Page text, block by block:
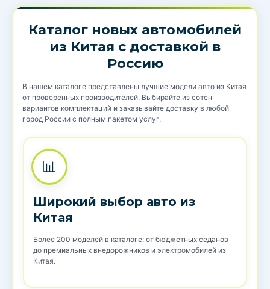
Каталог новых автомобилей
из Китая с доставкой в
Россию
В нашем каталоге представлены лучшие модели авто из Китая
от проверенных производителей. Выбирайте из сотен
вариантов комплектаций и заказывайте доставку в любой
город России с полным пакетом услуг.
📊
Широкий выбор авто из
Китая
Более 200 моделей в каталоге: от бюджетных седанов
до премиальных внедорожников и электромобилей из
Китая.